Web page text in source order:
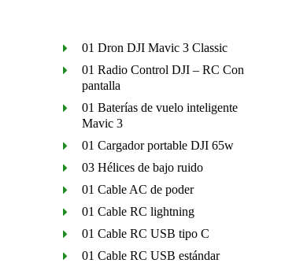
01 Dron DJI Mavic 3 Classic
01 Radio Control DJI – RC Con
pantalla
01 Baterías de vuelo inteligente
Mavic 3
01 Cargador portable DJI 65w
03 Hélices de bajo ruido
01 Cable AC de poder
01 Cable RC lightning
01 Cable RC USB tipo C
01 Cable RC USB estándar